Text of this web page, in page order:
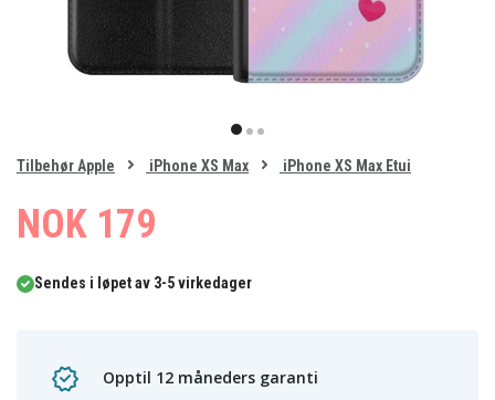
item
0
2
of
Tilbehør Apple iPhone XS Max iPhone XS Max Etui
NOK 179
Sendes i løpet av 3-5 virkedager
Opptil 12 måneders garanti